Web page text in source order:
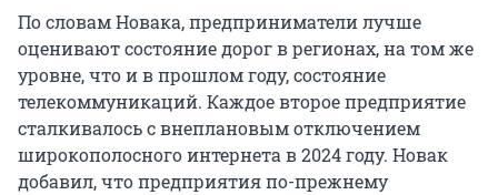
По словам Новака, предприниматели лучше
оценивают состояние дорог в регионах, на том же
уровне, что и в прошлом году, состояние
телекоммуникаций. Каждое второе предприятие
сталкивалось с внеплановым отключением
широкополосного интернета в 2024 году. Новак
добавил, что предприятия по-прежнему